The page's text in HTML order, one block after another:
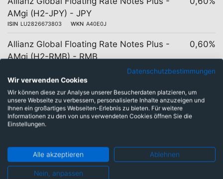
AMgi (H2-JPY) - JPY
ISIN LU2826673803 WKN A40E0J
Allianz Global Floating Rate Notes Plus -
AMgi (H2-RMB) - RMB
0,60%
Allianz Global Floating Rate Notes Plus -
AMg - USD
ISIN LU1846562483 WKN A2JPFR
Allianz Global Floating Rate Notes Plus -
LU1931925306 WKN
Allianz Global Floating Rate Notes Plus -
Datenschutzbestimmungen
Wir verwenden Cookies
Wir können diese zur Analyse unserer Besucherdaten platzieren, um
unsere Webseite zu verbessern, personalisierte Inhalte anzuzeigen und
Ihnen ein großartiges Webseiten-Erlebnis zu bieten. Für weitere
Informationen zu den von uns verwendeten Cookies öffnen Sie die
Einstellungen.
Alle akzeptieren Ablehnen
Nein, anpassen